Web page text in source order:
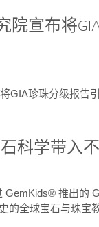
院宣布将
GIA珍珠分级报告
石科学带入
GemKids® 推出的
的全球宝石与珠宝